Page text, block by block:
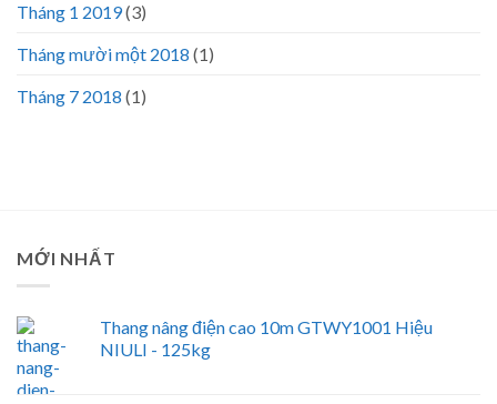
Tháng 1 2019(3)
Tháng mười một 2018 (1)
Tháng 7 2018 (1)
MỚI NHẤT
Thang nâng điện cao 10m GTWY1001 Hiệu
NIULI - 125kg